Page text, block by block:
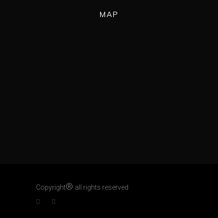
MAP
Copyright® all rights reserved